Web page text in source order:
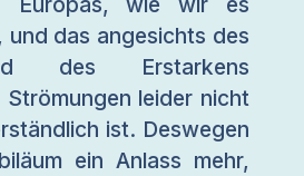
und das angesichts des
des Erstarkens
leider nicht
ist. Deswegen
ein Anlass mehr,